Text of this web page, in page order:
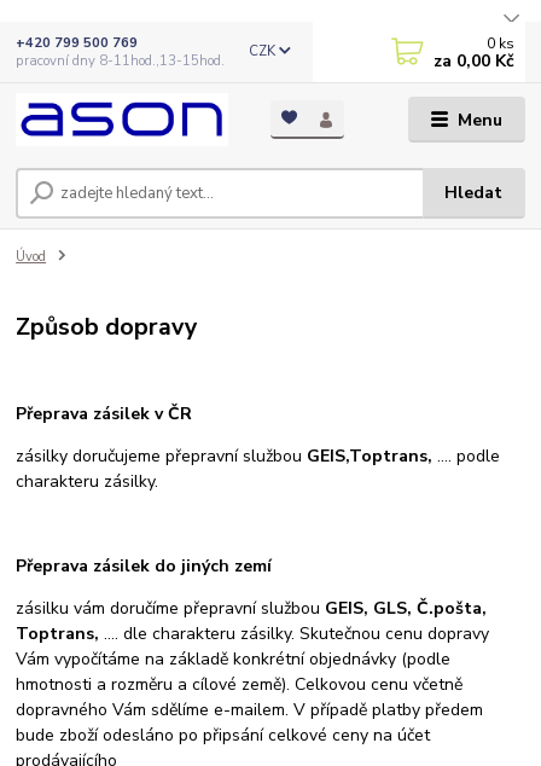
Menu
CZK
Hledat
+420 799 500 769
pracovní dny 8-11hod.,13-15hod.
0 ks
za 0,00 Kč
Úvod
Způsob dopravy
Přeprava zásilek v ČR
zásilky doručujeme přepravní službou GEIS,Toptrans, .... podle
charakteru zásilky.
Přeprava zásilek do jiných zemí
zásilku vám doručíme přepravní službou GEIS, GLS, Č.pošta,
Toptrans, .... dle charakteru zásilky. Skutečnou cenu dopravy
Vám vypočítáme na základě konkrétní objednávky (podle
hmotnosti a rozměru a cílové země). Celkovou cenu včetně
dopravného Vám sdělíme e-mailem. V případě platby předem
bude zboží odesláno po připsání celkové ceny na účet
prodávajícího